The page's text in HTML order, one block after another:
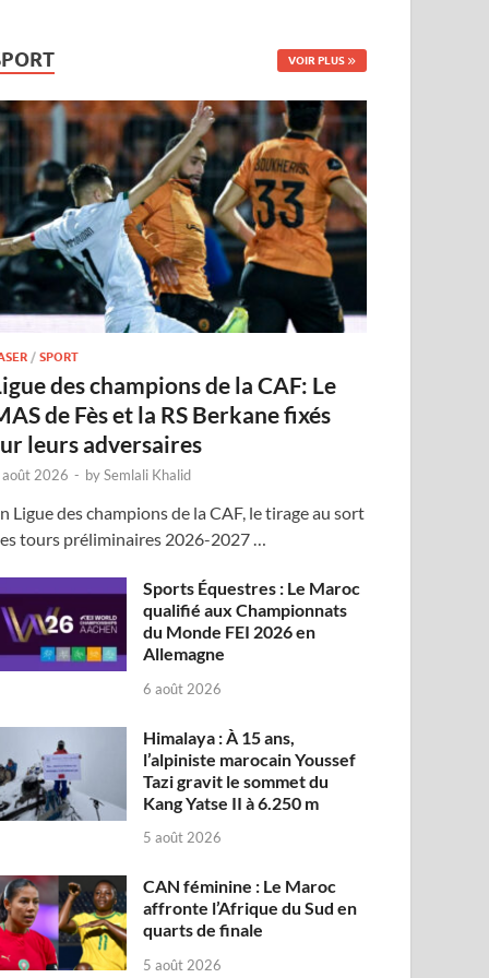
VOIR PLUS
/SPORT
des champions de la CAF: Le
de Fès et la RS Berkane fixés
leurs adversaires
2026 - bySemlali Khalid
Ligue des champions de la CAF, le tirage au sort
tours préliminaires 2026-2027 …
Sports Équestres : Le Maroc
qualifié aux Championnats
du Monde FEI 2026 en
Allemagne
6 août 2026
Himalaya : À 15 ans,
l’alpiniste marocain Youssef
Tazi gravit le sommet du
Kang Yatse II à 6.250 m
5 août 2026
CAN féminine : Le Maroc
affronte l’Afrique du Sud en
quarts de finale
5 août 2026